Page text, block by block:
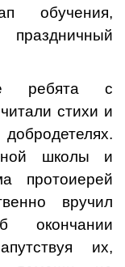
обучения,
ребята с
стихи и
школы и
протоиерей
вручил
окончании
их,